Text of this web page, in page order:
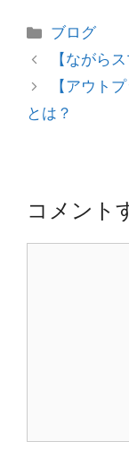
カ
テ
ゴ
リ
ー
ブログ
投
稿
ビ
ョ
【ながら
【アウト
とは？
コメント